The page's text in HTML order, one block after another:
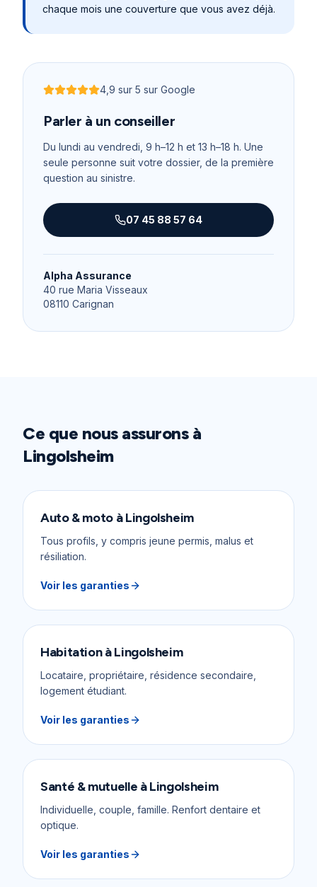
chaque mois une couverture que vous avez déjà.
Noté4,9 sur 5
4,9 sur 5 sur Google
Parler à un conseiller
Du lundi au vendredi, 9 h–12 h et 13 h–18 h. Une
seule personne suit votre dossier, de la première
question au sinistre.
07 45 88 57 64
Alpha Assurance
40 rue Maria Visseaux
08110 Carignan
Ce que nous assurons à
Lingolsheim
Auto & moto àLingolsheim
Tous profils, y compris jeune permis, malus et
résiliation.
Voir les garanties
HabitationàLingolsheim
Locataire, propriétaire, résidence secondaire,
logement étudiant.
Voir les garanties
Santé & mutuelle àLingolsheim
Individuelle, couple, famille. Renfort dentaire et
optique.
Voir les garanties